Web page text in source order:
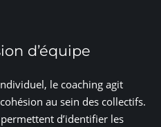
d’équipe
le coaching agit
au sein des collectifs.
d’identifier les